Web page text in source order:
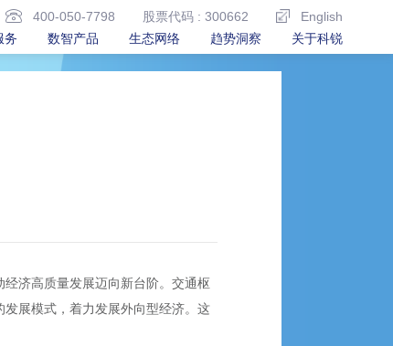
400-050-7798 股票代码 : 300662
English
务 数智产品 生态网络 趋势洞察 关于科锐
济高质量发展迈向新台阶。交通枢
展模式，着力发展外向型经济。这